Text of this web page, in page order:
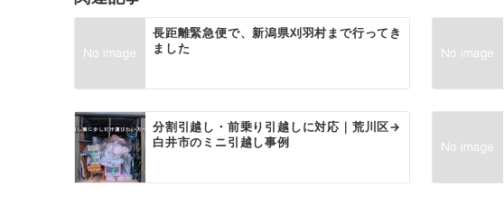
ー
シ
ョ
ン
長距離緊急便で、新潟県刈羽村まで行ってき
ました
分割引越し・前乗り引越しに対応｜荒川区→
白井市のミニ引越し事例